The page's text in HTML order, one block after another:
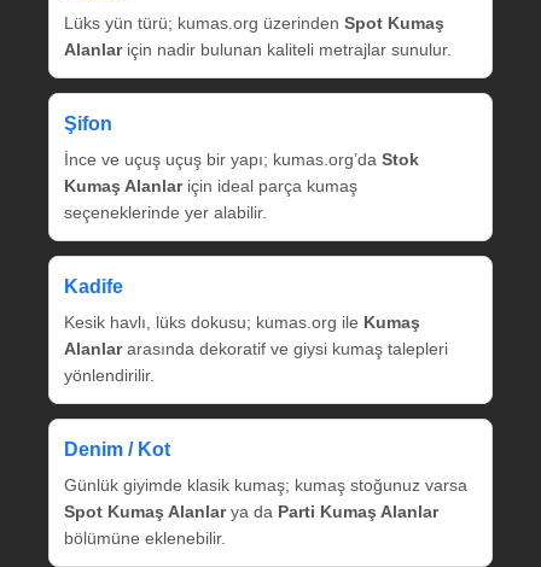
Lüks yün türü; kumas.org üzerinden Spot Kumaş
Alanlariçin nadir bulunan kaliteli metrajlar sunulur.
Şifon
İnce ve uçuş uçuş bir yapı; kumas.org’da Stok
Kumaş Alanlariçin ideal parça kumaş
seçeneklerinde yer alabilir.
Kadife
Kesik havlı, lüks dokusu; kumas.org ile Kumaş
Alanlararasında dekoratif ve giysi kumaş talepleri
yönlendirilir.
Denim / Kot
Günlük giyimde klasik kumaş; kumaş stoğunuz varsa
Spot Kumaş Alanlarya da Parti Kumaş Alanlar
bölümüne eklenebilir.